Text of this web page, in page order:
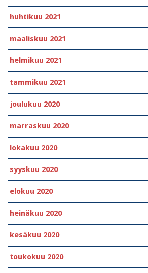
huhtikuu 2021
maaliskuu 2021
helmikuu 2021
tammikuu 2021
joulukuu 2020
marraskuu 2020
lokakuu 2020
syyskuu 2020
elokuu 2020
heinäkuu 2020
kesäkuu 2020
toukokuu 2020